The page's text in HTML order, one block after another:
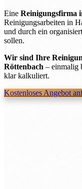
Eine Reinigungsfirma
Reinigungsarbeiten in
und durch ein
sollen.
Wir sind Ihre
Röttenbach – einmalig
klar kalkuliert.
Kostenloses Angebot